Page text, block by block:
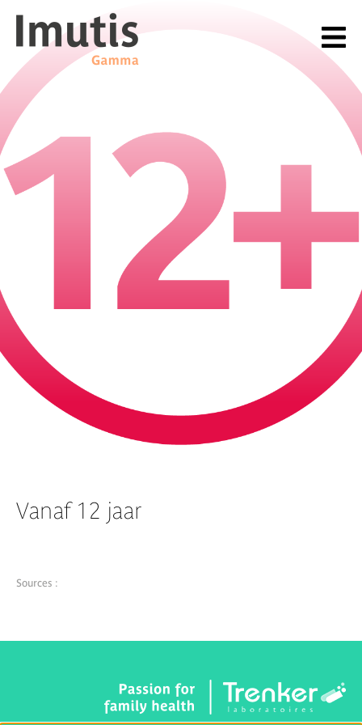
Vanaf 12 jaar
Sources :